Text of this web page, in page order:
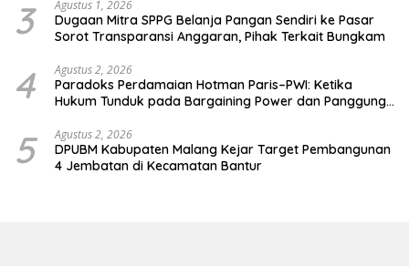
3 Agustus 1, 2026
Dugaan Mitra SPPG Belanja Pangan Sendiri ke Pasar
Sorot Transparansi Anggaran, Pihak Terkait Bungkam
4 Agustus 2, 2026
Paradoks Perdamaian Hotman Paris–PWI: Ketika
Hukum Tunduk pada Bargaining Power dan Panggung
5 Agustus 2, 2026
DPUBM Kabupaten Malang Kejar Target Pembangunan
4 Jembatan di Kecamatan Bantur